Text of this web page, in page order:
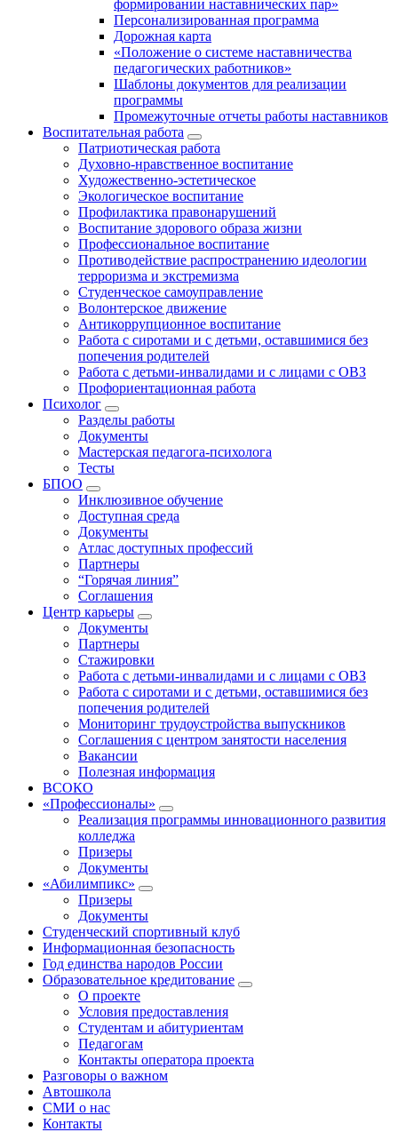
формировании наставнических пар»
Персонализированная программа
Дорожная карта
«Положение о системе наставничества
педагогических работников»
Шаблоны документов для реализации
программы
Промежуточные отчеты работы наставников
Воспитательная работа
Патриотическая работа
Духовно-нравственное воспитание
Художественно-эстетическое
Экологическое воспитание
Профилактика правонарушений
Воспитание здорового образа жизни
Профессиональное воспитание
Противодействие распространению идеологии
терроризма и экстремизма
Студенческое самоуправление
Волонтерское движение
Антикоррупционное воспитание
Работа с сиротами и с детьми, оставшимися без
попечения родителей
Работа с детьми-инвалидами и с лицами с ОВЗ
Профориентационная работа
Психолог
Разделы работы
Документы
Мастерская педагога-психолога
Тесты
БПОО
Инклюзивное обучение
Доступная среда
Документы
Атлас доступных профессий
Партнеры
“Горячая линия”
Соглашения
Центр карьеры
Документы
Партнеры
Стажировки
Работа с детьми-инвалидами и с лицами с ОВЗ
Работа с сиротами и с детьми, оставшимися без
попечения родителей
Мониторинг трудоустройства выпускников
Соглашения с центром занятости населения
Вакансии
Полезная информация
ВСОКО
«Профессионалы»
Реализация программы инновационного развития
колледжа
Призеры
Документы
«Абилимпикс»
Призеры
Документы
Студенческий спортивный клуб
Информационная безопасность
Год единства народов России
Образовательное кредитование
О проекте
Условия предоставления
Студентам и абитуриентам
Педагогам
Контакты оператора проекта
Разговоры о важном
Автошкола
СМИ о нас
Контакты